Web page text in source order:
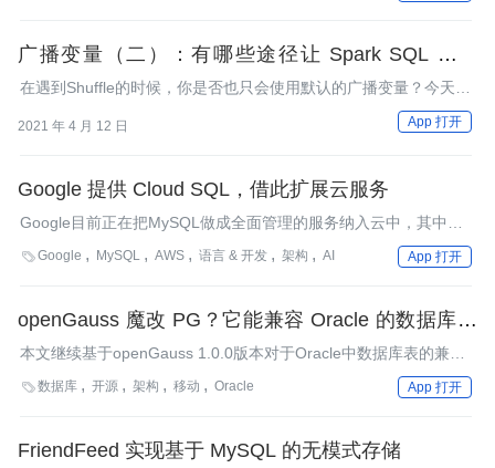
广播变量（二）：有哪些途径让 Spark SQL 选择
Broadcast Joins？
在遇到Shuffle的时候，你是否也只会使用默认的广播变量？今天，
2021 年 4 月 12 日 App 打开
Google 提供 Cloud SQL，借此扩展云服务
Google目前正在把MySQL做成全面管理的服务纳入云中，其中包
括一套用编程方式管理MySQL的JSON API。
Google MySQL AWS 语言 & 开发 架构 AI App 打开
openGauss 魔改 PG？它能兼容 Oracle 的数据库表
吗？
本文继续基于openGauss 1.0.0版本对于Oracle中数据库表的兼容
性进行验证。
数据库 开源 架构 移动 Oracle App 打开
FriendFeed 实现基于 MySQL 的无模式存储